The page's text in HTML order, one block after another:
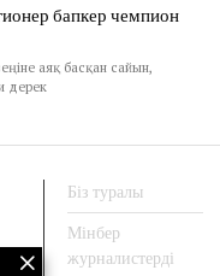
бапкер чемпион
аяқ басқан сайын,
дерек
Біз туралы
Мінбер
журналистерді